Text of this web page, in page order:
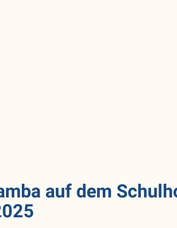
auf dem